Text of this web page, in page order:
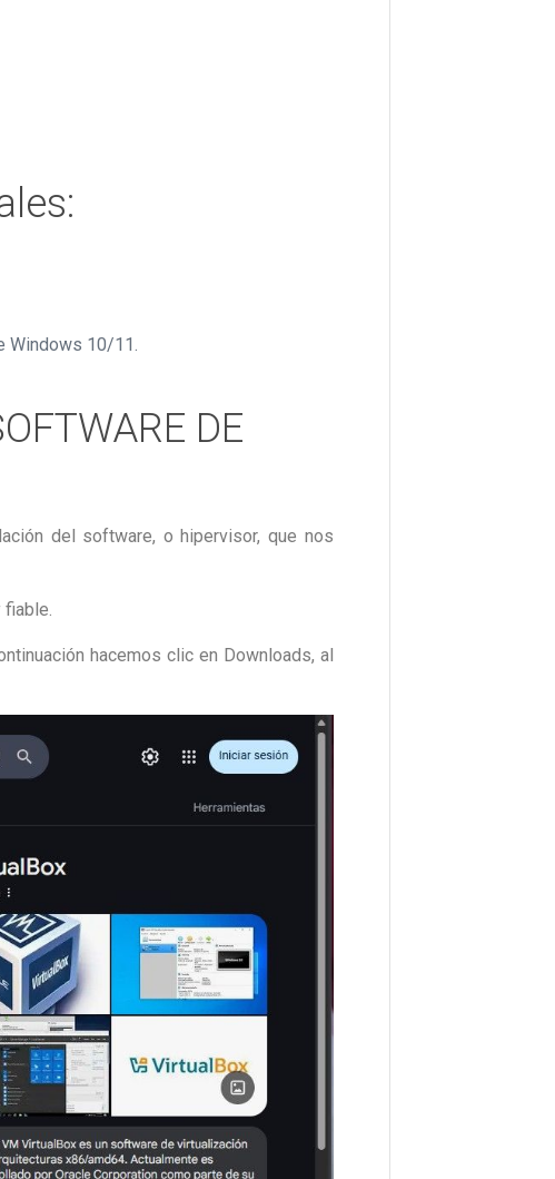
10/11.
DE
del software, o hipervisor, que nos
hacemos clic en Downloads, al